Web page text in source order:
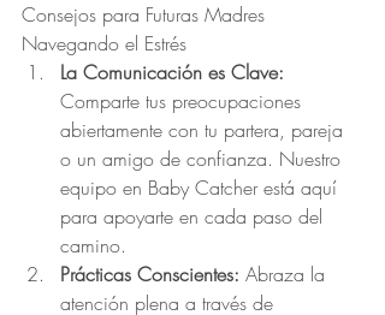
Consejos para Futuras Madres
Navegando el Estrés
La Comunicación es Clave:
Comparte tus preocupaciones
abiertamente con tu partera, pareja
o un amigo de confianza. Nuestro
equipo en Baby Catcher está aquí
para apoyarte en cada paso del
camino.
Prácticas Conscientes: Abraza la
atención plena a través de